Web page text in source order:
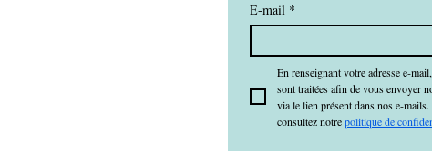
E-mail *
En renseignant votre adresse e-
sont traitées afin de vous envoyer
via le lien présent dans nos e-
consultez notre politique de